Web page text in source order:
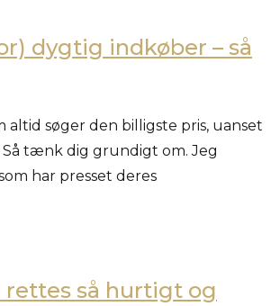
dygtig indkøber – så
altid søger den billigste pris, uanset
tænk dig grundigt om. Jeg
har presset deres
rettes så hurtigt og